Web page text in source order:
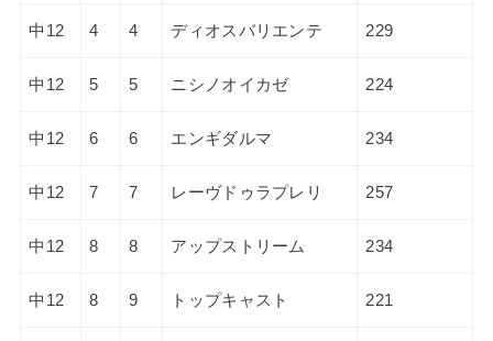
中12 4 4 ディオスバリエンテ 229
中12 5 5 ニシノオイカゼ 224
中12 6 6 エンギダルマ 234
中12 7 7 レーヴドゥラプレリ 257
中12 8 8 アップストリーム 234
中12 8 9 トップキャスト 221